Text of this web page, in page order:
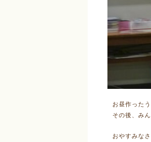
お昼作った
その後、み
おやすみな